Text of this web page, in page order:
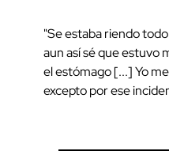
"Se estaba riendo
aun así sé que estuvo
el estómago [...] Yo
excepto por ese